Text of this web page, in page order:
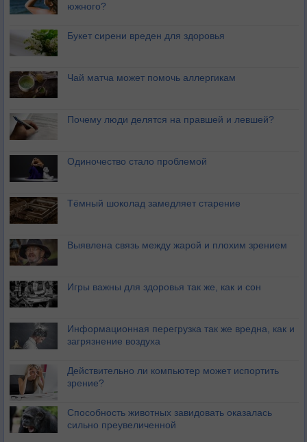
южного?
Букет сирени вреден для здоровья
Чай матча может помочь аллергикам
Почему люди делятся на правшей и левшей?
Одиночество стало проблемой
Тёмный шоколад замедляет старение
Выявлена связь между жарой и плохим зрением
Игры важны для здоровья так же, как и сон
Информационная перегрузка так же вредна, как и
загрязнение воздуха
Действительно ли компьютер может испортить
зрение?
Способность животных завидовать оказалась
сильно преувеличенной